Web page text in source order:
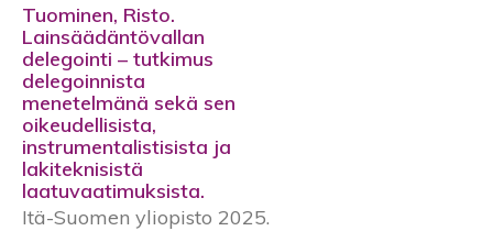
Tuominen, Risto.
Lainsäädäntövallan
delegointi – tutkimus
delegoinnista
menetelmänä sekä sen
oikeudellisista,
instrumentalistisista ja
lakiteknisistä
laatuvaatimuksista.
Itä-Suomen yliopisto 2025.